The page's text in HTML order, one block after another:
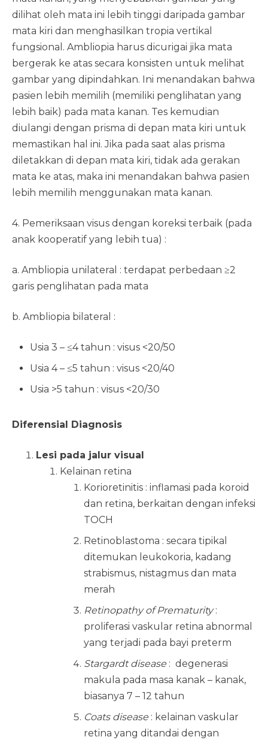
dilihat oleh mata ini lebih tinggi daripada gambar
mata kiri dan menghasilkan tropia vertikal
fungsional. Ambliopia harus dicurigai jika mata
bergerak ke atas secara konsisten untuk melihat
gambar yang dipindahkan. Ini menandakan bahwa
pasien lebih memilih (memiliki penglihatan yang
lebih baik) pada mata kanan. Tes kemudian
diulangi dengan prisma di depan mata kiri untuk
memastikan hal ini. Jika pada saat alas prisma
diletakkan di depan mata kiri, tidak ada gerakan
mata ke atas, maka ini menandakan bahwa pasien
lebih memilih menggunakan mata kanan.
4. Pemeriksaan visus dengan koreksi terbaik (pada
anak kooperatif yang lebih tua) :
a. Ambliopia unilateral : terdapat perbedaan ≥2
garis penglihatan pada mata
b. Ambliopia bilateral :
Usia 3 – ≤4 tahun : visus <20/50
Usia 4 – ≤5 tahun : visus <20/40
Usia >5 tahun : visus <20/30
Diferensial Diagnosis
Lesi pada jalur visual
Kelainan retina
Korioretinitis : inflamasi pada koroid
dan retina, berkaitan dengan infeksi
TOCH
Retinoblastoma : secara tipikal
ditemukan leukokoria, kadang
strabismus, nistagmus dan mata
merah
Retinopathy of Prematurity:
proliferasi vaskular retina abnormal
yang terjadi pada bayi preterm
Stargardt disease : degenerasi
makula pada masa kanak – kanak,
biasanya 7 – 12 tahun
Coats disease : kelainan vaskular
retina yang ditandai dengan